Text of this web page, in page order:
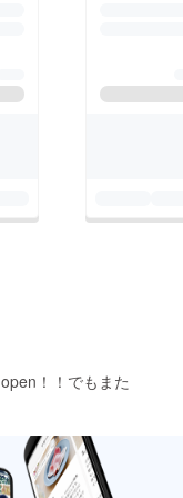
！！でもまた